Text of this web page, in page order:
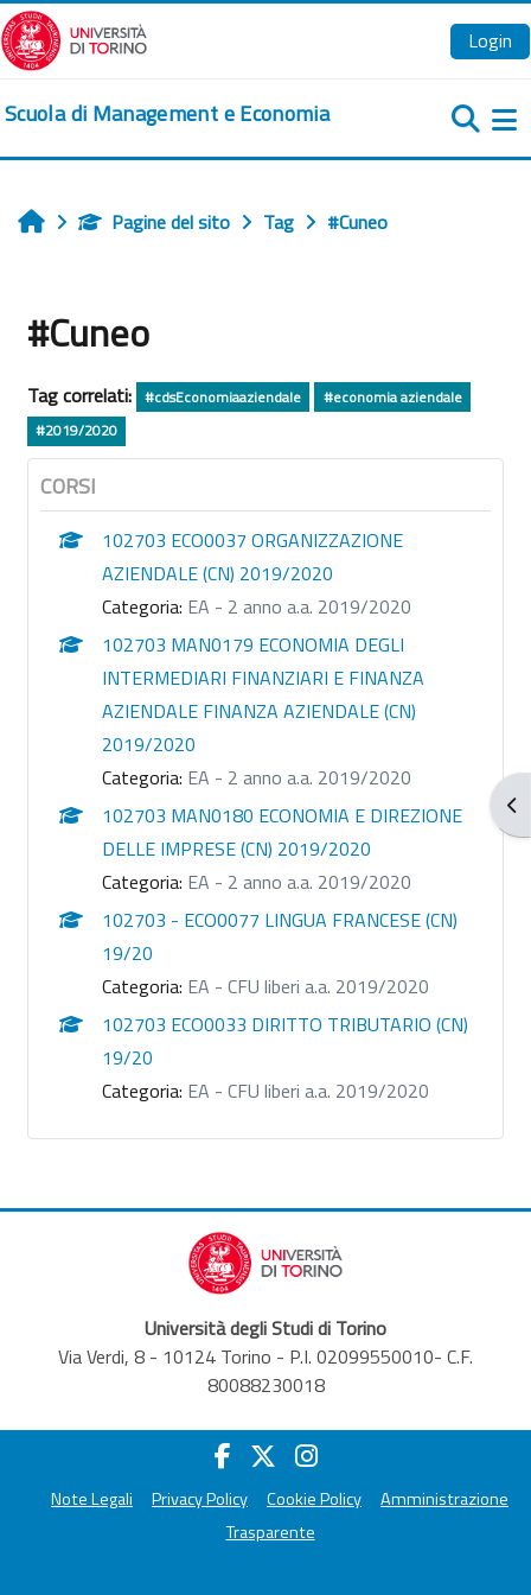
Vai al contenuto principale
Login
Scuola di Management e Economia
HomePagine del sito Tag #Cuneo
#Cuneo
Tag correlati: #cdsEconomiaaziendale
#economia aziendale
#2019/2020
CORSI
102703 ECO0037 ORGANIZZAZIONE
AZIENDALE (CN) 2019/2020
Categoria: EA - 2 anno a.a. 2019/2020
102703 MAN0179 ECONOMIA DEGLI
INTERMEDIARI FINANZIARI E FINANZA
AZIENDALE FINANZA AZIENDALE (CN)
2019/2020
Categoria: EA - 2 anno a.a. 2019/2020
102703 MAN0180 ECONOMIA E DIREZIONE
DELLE IMPRESE (CN) 2019/2020
Categoria: EA - 2 anno a.a. 2019/2020
102703 - ECO0077 LINGUA FRANCESE (CN)
19/20
Categoria: EA - CFU liberi a.a. 2019/2020
102703 ECO0033 DIRITTO TRIBUTARIO (CN)
19/20
Categoria: EA - CFU liberi a.a. 2019/2020
Università degli Studi di Torino
Via Verdi, 8 - 10124 Torino - P.I. 02099550010- C.F.
80088230018
Note Legali Privacy Policy Cookie Policy
Amministrazione
Trasparente